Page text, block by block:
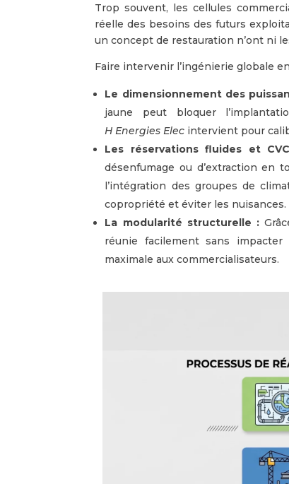
Trop souvent, les cellules
réelle des besoins des futurs
un concept de restauration n’ont ni
Faire intervenir l’ingénierie globale
Le dimensionnement des
jaune peut bloquer
H Energies Elec intervient pour
Les réservations fluides et
désenfumage ou d’extraction en
l’intégration des groupes de
copropriété et éviter les nuisances.
La modularité structurelle :
réunie facilement sans
maximale aux commercialisateurs.